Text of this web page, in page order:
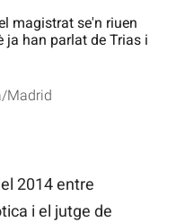
magistrat se'n riuen
ja han parlat de Trias i
Madrid
2014 entre
i el jutge de